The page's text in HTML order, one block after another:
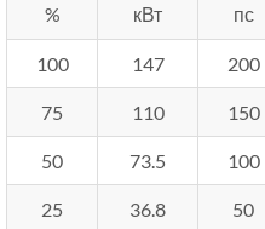
% кВт пс
100 147 200
75 110 150
50 73.5 100
25 36.8 50